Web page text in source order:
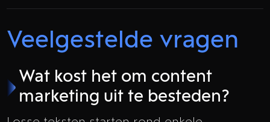
Veelgestelde vragen
Wat kost het om content
marketing uit te besteden?